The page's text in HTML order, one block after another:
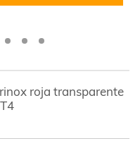
roja transparente